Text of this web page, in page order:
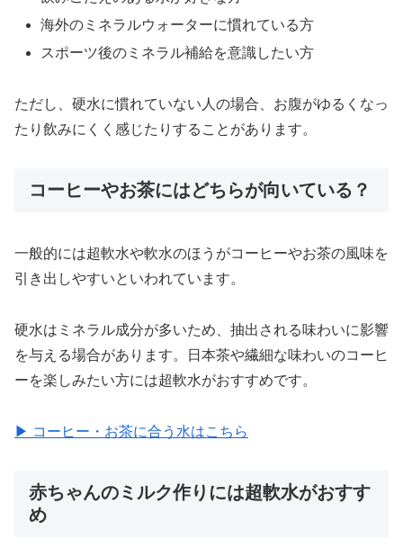
海外のミネラルウォーターに慣れている方
スポーツ後のミネラル補給を意識したい方
ただし、硬水に慣れていない人の場合、お腹がゆるくなっ
たり飲みにくく感じたりすることがあります。
コーヒーやお茶にはどちらが向いている？
一般的には超軟水や軟水のほうがコーヒーやお茶の風味を
引き出しやすいといわれています。
硬水はミネラル成分が多いため、抽出される味わいに影響
を与える場合があります。日本茶や繊細な味わいのコーヒ
ーを楽しみたい方には超軟水がおすすめです。
▶ コーヒー・お茶に合う水はこちら
赤ちゃんのミルク作りには超軟水がおすす
め